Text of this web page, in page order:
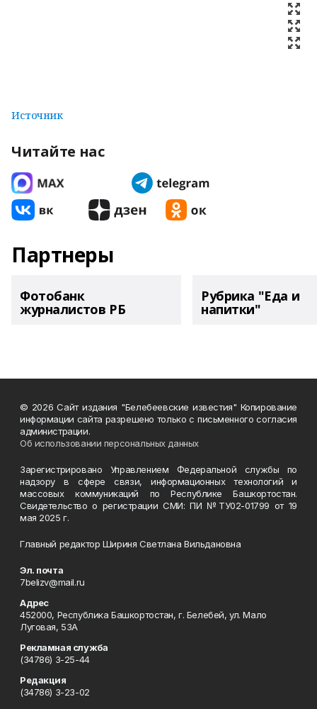
Источник
Читайте нас
Партнеры
Фотобанк
журналистов РБ
Рубрика "Еда и
напитки"
© 2026 Сайт издания "Белебеевские известия" Копирование
информации сайта разрешено только с письменного согласия
администрации.
Об использовании персональных данных
Зарегистрировано Управлением Федеральной службы по
надзору в сфере связи, информационных технологий и
массовых коммуникаций по Республике Башкортостан.
Свидетельство о регистрации СМИ: ПИ №ТУ02-01799 от 19
мая 2025 г.
Главный редактор Шириня Светлана Вильдановна
Эл. почта
7belizv@mail.ru
Адрес
452000, Республика Башкортостан, г. Белебей, ул. Мало
Луговая, 53А
Рекламная служба
(34786) 3-25-44
Редакция
(34786) 3-23-02